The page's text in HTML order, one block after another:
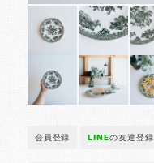
会員登録 LINEの友達登録